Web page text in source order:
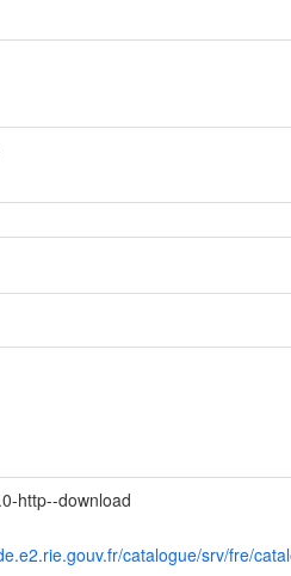
http--download
catalogue/srv/fre/